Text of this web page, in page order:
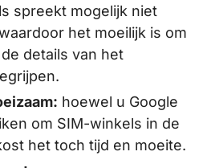
spreekt mogelijk niet
het moeilijk is om
details van het
hoewel u Google
om SIM-winkels in de
het toch tijd en moeite.